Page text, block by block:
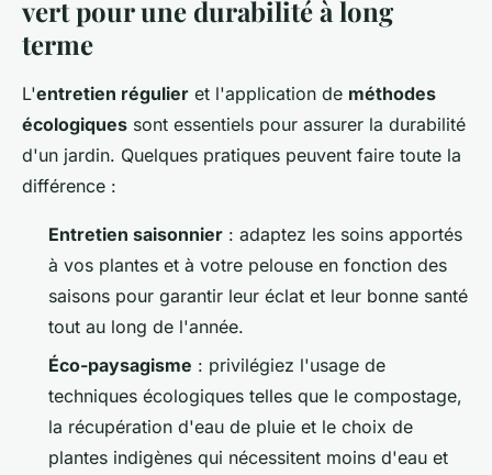
vert pour une durabilité à long
terme
L'entretien régulier et l'application de méthodes
écologiques sont essentiels pour assurer la durabilité
d'un jardin. Quelques pratiques peuvent faire toute la
différence :
Entretien saisonnier : adaptez les soins apportés
à vos plantes et à votre pelouse en fonction des
saisons pour garantir leur éclat et leur bonne santé
tout au long de l'année.
Éco-paysagisme : privilégiez l'usage de
techniques écologiques telles que le compostage,
la récupération d'eau de pluie et le choix de
plantes indigènes qui nécessitent moins d'eau et